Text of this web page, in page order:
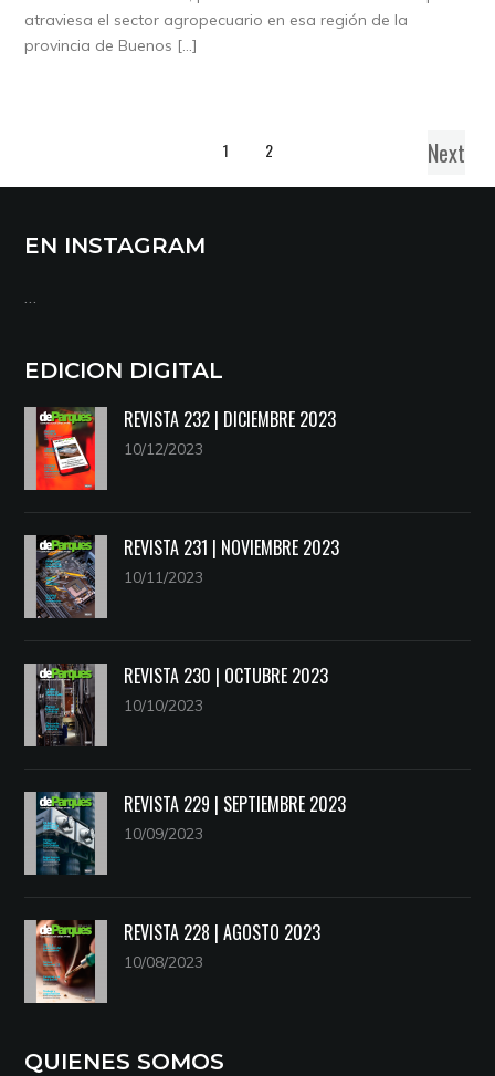
atraviesa el sector agropecuario en esa región de la
provincia de Buenos […]
1 2 Next
EN INSTAGRAM
EDICION DIGITAL
REVISTA 232 | DICIEMBRE 2023
10/12/2023
REVISTA 231 | NOVIEMBRE 2023
10/11/2023
REVISTA 230 | OCTUBRE 2023
10/10/2023
REVISTA 229 | SEPTIEMBRE 2023
10/09/2023
REVISTA 228 | AGOSTO 2023
10/08/2023
QUIENES SOMOS